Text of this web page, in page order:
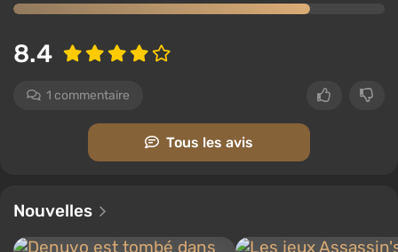
8.4
1 commentaire
Tous les avis
Nouvelles